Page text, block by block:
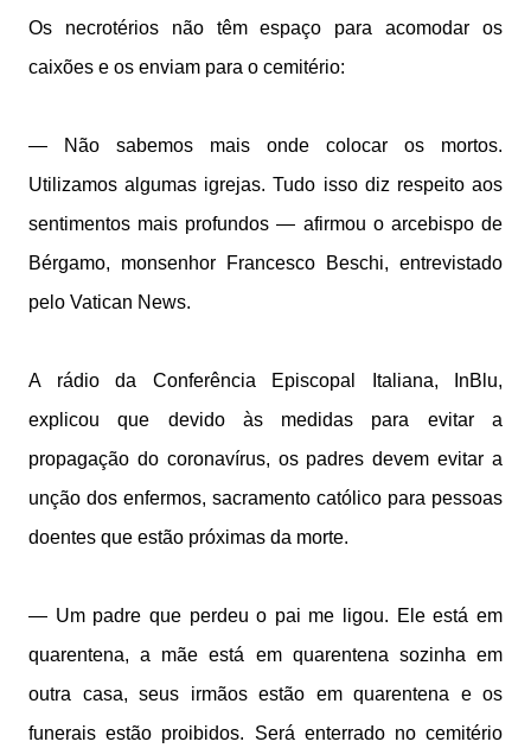
Os necrotérios não têm espaço para acomodar os
caixões e os enviam para o cemitério:
— Não sabemos mais onde colocar os mortos.
Utilizamos algumas igrejas. Tudo isso diz respeito aos
sentimentos mais profundos — afirmou o arcebispo de
Bérgamo, monsenhor Francesco Beschi, entrevistado
pelo Vatican News.
A rádio da Conferência Episcopal Italiana, InBlu,
explicou que devido às medidas para evitar a
propagação do coronavírus, os padres devem evitar a
unção dos enfermos, sacramento católico para pessoas
doentes que estão próximas da morte.
— Um padre que perdeu o pai me ligou. Ele está em
quarentena, a mãe está em quarentena sozinha em
outra casa, seus irmãos estão em quarentena e os
funerais estão proibidos. Será enterrado no cemitério